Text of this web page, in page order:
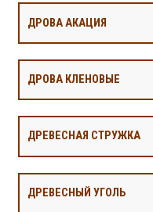
ДРОВА АКАЦИЯ
ДРОВА КЛЕНОВЫЕ
ДРЕВЕСНАЯ СТРУЖКА
ДРЕВЕСНЫЙ УГОЛЬ